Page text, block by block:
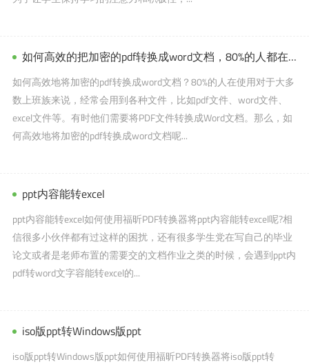
如何高效的把加密的pdf转换成word文档，80%的人都在用。
如何高效地将加密的pdf转换成word文档？80%的人在使用对于大多
数上班族来说，经常会用到各种文件，比如pdf文件、word文件、
excel文件等。有时他们需要将PDF文件转换成Word文档。那么，如
何高效地将加密的pdf转换成word文档呢...
ppt内容能转excel
ppt内容能转excel如何使用福昕PDF转换器将ppt内容能转excel呢?相
信很多小伙伴都有过这样的困扰，还有很多学生党在写自己的毕业
论文或者是老师布置的需要交的文档作业之类的时候，会遇到ppt内
pdf转word文字容能转excel的...
iso版ppt转Windows版ppt
iso版ppt转Windows版ppt如何使用福昕PDF转换器将iso版ppt转